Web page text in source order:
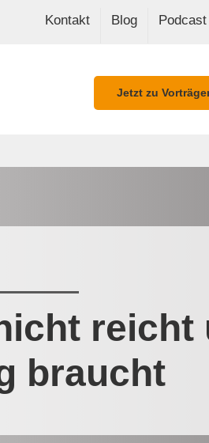
Kontakt Blog Podcast
Jetzt zu
reicht
braucht